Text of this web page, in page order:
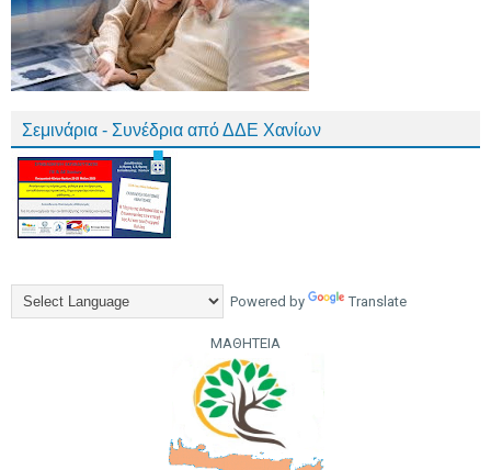
Σεμινάρια - Συνέδρια από ΔΔΕ Χανίων
Powered by Translate
ΜΑΘΗΤΕΙΑ